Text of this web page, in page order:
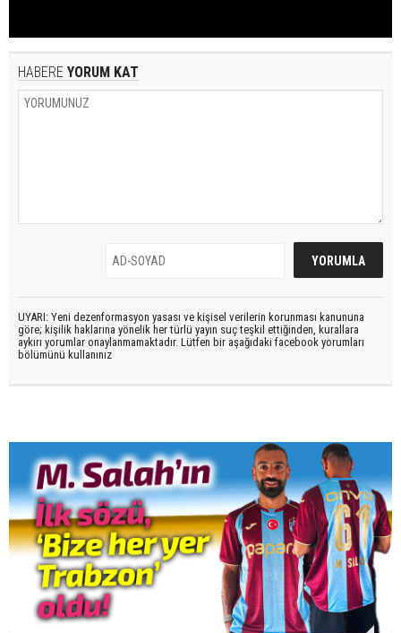
HABERE YORUM KAT
UYARI: Yeni dezenformasyon yasası ve kişisel verilerin korunması kanununa
göre; kişilik haklarına yönelik her türlü yayın suç teşkil ettiğinden, kurallara
aykırı yorumlar onaylanmamaktadır. Lütfen bir aşağıdaki facebook yorumları
bölümünü kullanınız